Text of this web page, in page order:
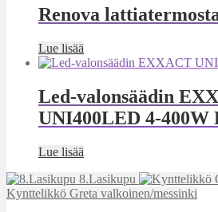
Renova
Lue lisää
Led-valonsäädin
UNI400LED 4-400W
Lue lisää
8.Lasikupu
Kynttelikkö Greta valkoinen/messinki